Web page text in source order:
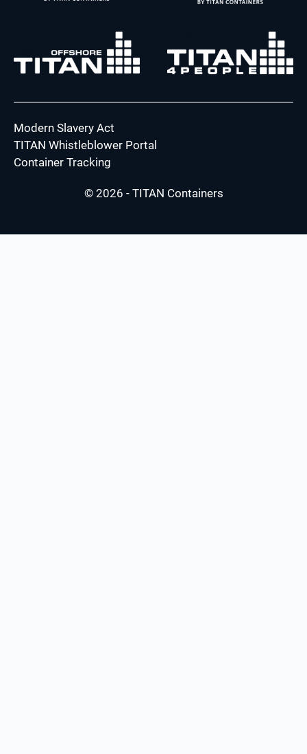
Modern Slavery Act
TITAN Whistleblower Portal
Container Tracking
© 2026 - TITAN Containers